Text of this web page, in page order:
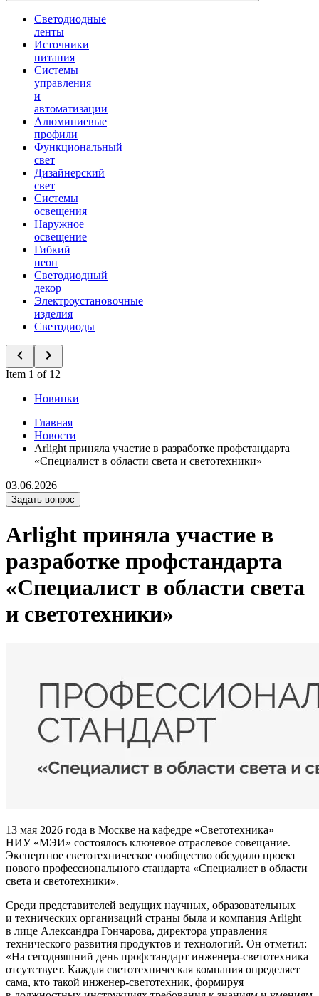
Светодиодные
ленты
Источники
питания
Системы
управления
и
автоматизации
Алюминиевые
профили
Функциональный
свет
Дизайнерский
свет
Системы
освещения
Наружное
освещение
Гибкий
неон
Светодиодный
декор
Электроустановочные
изделия
Светодиоды
Item 1 of 12
Новинки
Главная
Новости
Arlight приняла участие в разработке профстандарта
«Специалист в области света и светотехники»
03.06.2026
Задать вопрос
Arlight приняла участие в
разработке профстандарта
«Специалист в области света
и светотехники»
13 мая 2026 года в Москве на кафедре «Светотехника»
НИУ «МЭИ» состоялось ключевое отраслевое совещание.
Экспертное светотехническое сообщество обсудило проект
нового профессионального стандарта «Специалист в области
света и светотехники».
Среди представителей ведущих научных, образовательных
и технических организаций страны была и компания Arlight
в лице Александра Гончарова, директора управления
технического развития продуктов и технологий. Он отметил:
«На сегодняшний день профстандарт инженера-светотехника
отсутствует. Каждая светотехническая компания определяет
сама, кто такой инженер-светотехник, формируя